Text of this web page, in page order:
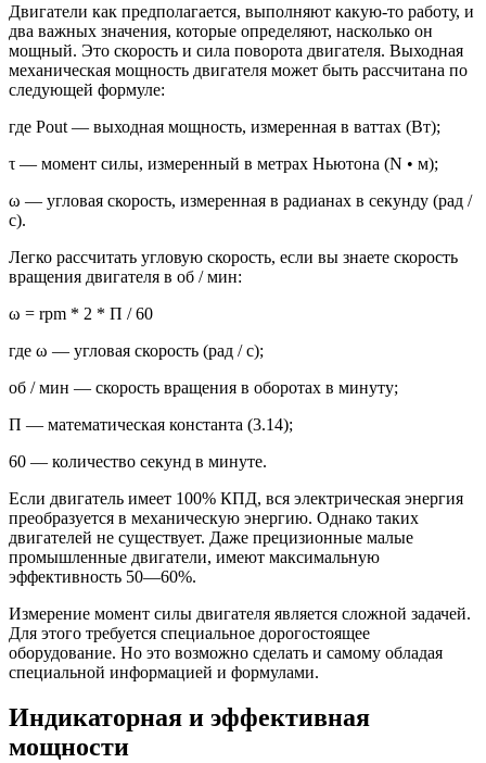
Двигатели как предполагается, выполняют какую-то работу, и
два важных значения, которые определяют, насколько он
мощный. Это скорость и сила поворота двигателя. Выходная
механическая мощность двигателя может быть рассчитана по
следующей формуле:
где Pout — выходная мощность, измеренная в ваттах (Вт);
τ — момент силы, измеренный в метрах Ньютона (N • м);
ω — угловая скорость, измеренная в радианах в секунду (рад /
с).
Легко рассчитать угловую скорость, если вы знаете скорость
вращения двигателя в об / мин:
ω = rpm * 2 * П / 60
где ω — угловая скорость (рад / с);
об / мин — скорость вращения в оборотах в минуту;
П — математическая константа (3.14);
60 — количество секунд в минуте.
Если двигатель имеет 100% КПД, вся электрическая энергия
преобразуется в механическую энергию. Однако таких
двигателей не существует. Даже прецизионные малые
промышленные двигатели, имеют максимальную
эффективность 50—60%.
Измерение момент силы двигателя является сложной задачей.
Для этого требуется специальное дорогостоящее
оборудование. Но это возможно сделать и самому обладая
специальной информацией и формулами.
Индикаторная и эффективная
мощности